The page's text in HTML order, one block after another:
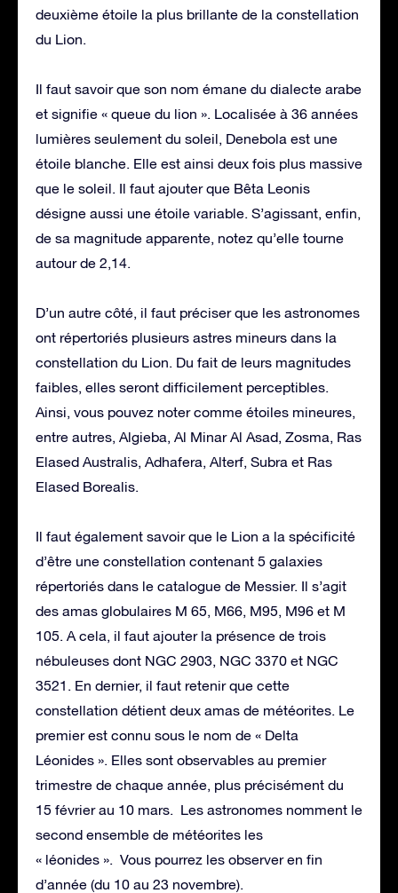
deuxième étoile la plus brillante de la constellation
du Lion.
Il faut savoir que son nom émane du dialecte arabe
et signifie « queue du lion ». Localisée à 36 années
lumières seulement du soleil, Denebola est une
étoile blanche. Elle est ainsi deux fois plus massive
que le soleil. Il faut ajouter que Bêta Leonis
désigne aussi une étoile variable. S’agissant, enfin,
de sa magnitude apparente, notez qu’elle tourne
autour de 2,14.
D’un autre côté, il faut préciser que les astronomes
ont répertoriés plusieurs astres mineurs dans la
constellation du Lion. Du fait de leurs magnitudes
faibles, elles seront difficilement perceptibles.
Ainsi, vous pouvez noter comme étoiles mineures,
entre autres, Algieba, Al Minar Al Asad, Zosma, Ras
Elased Australis, Adhafera, Alterf, Subra et Ras
Elased Borealis.
Il faut également savoir que le Lion a la spécificité
d’être une constellation contenant 5 galaxies
répertoriés dans le catalogue de Messier. Il s’agit
des amas globulaires M 65, M66, M95, M96 et M
105. A cela, il faut ajouter la présence de trois
nébuleuses dont NGC 2903, NGC 3370 et NGC
3521. En dernier, il faut retenir que cette
constellation détient deux amas de météorites. Le
premier est connu sous le nom de « Delta
Léonides ». Elles sont observables au premier
trimestre de chaque année, plus précisément du
15 février au 10 mars. Les astronomes nomment le
second ensemble de météorites les
« léonides ». Vous pourrez les observer en fin
d’année (du 10 au 23 novembre).